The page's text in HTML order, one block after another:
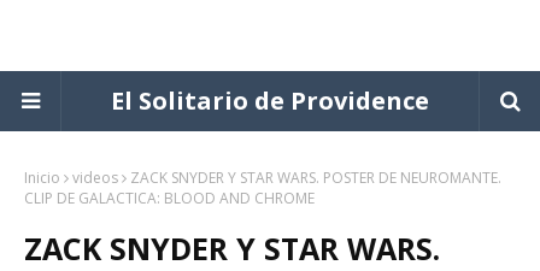
El Solitario de Providence
Inicio videos
ZACK SNYDER Y STAR WARS. POSTER DE NEUROMANTE.
CLIP DE GALACTICA: BLOOD AND CHROME
ZACK SNYDER Y STAR WARS.